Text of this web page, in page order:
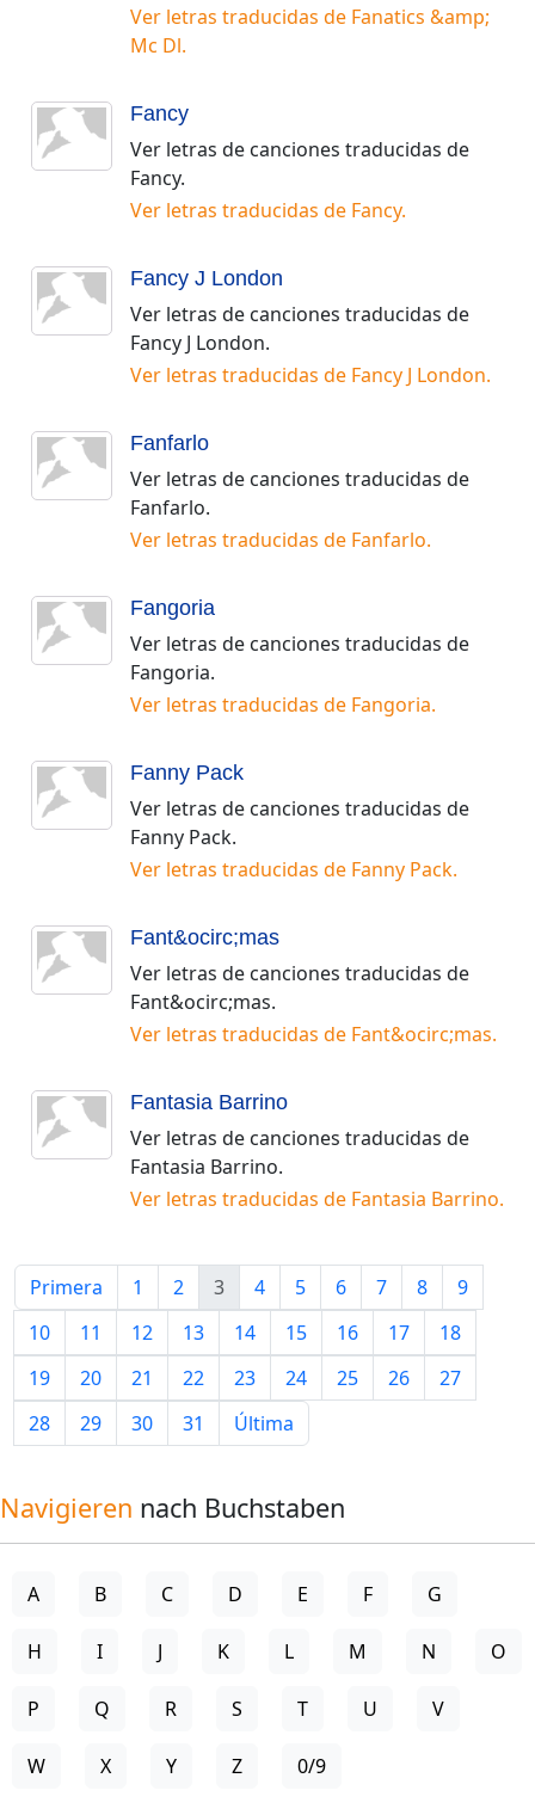
Ver letras traducidas de Fanatics &amp;
Mc Dl.
Fancy
Ver letras de canciones traducidas de
Fancy.
Ver letras traducidas de Fancy.
Fancy J London
Ver letras de canciones traducidas de
Fancy J London.
Ver letras traducidas de Fancy J London.
Fanfarlo
Ver letras de canciones traducidas de
Fanfarlo.
Ver letras traducidas de Fanfarlo.
Fangoria
Ver letras de canciones traducidas de
Fangoria.
Ver letras traducidas de Fangoria.
Fanny Pack
Ver letras de canciones traducidas de
Fanny Pack.
Ver letras traducidas de Fanny Pack.
Fant&ocirc;mas
Ver letras de canciones traducidas de
Fant&ocirc;mas.
Ver letras traducidas de Fant&ocirc;mas.
Fantasia Barrino
Ver letras de canciones traducidas de
Fantasia Barrino.
Ver letras traducidas de Fantasia Barrino.
Primera 1 2 3 4 5 6 7 8
9
10
11 12 13 14 15 16 17
18
19
20 21 22 23 24 25 26
27
28
29 30 31 Última
Navigieren nach Buchstaben
A B C D E F G
H I J K L M N O
P Q R S T U V
W X Y Z 0/9